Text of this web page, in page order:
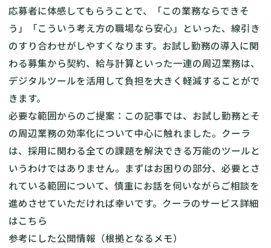
応募者に体感してもらうことで、「この業務ならできそ
う」「こういう考え方の職場なら安心」といった、線引き
のすり合わせがしやすくなります。お試し勤務の導入に関
わる募集から契約、給与計算といった一連の周辺業務は、
デジタルツールを活用して負担を大きく軽減することがで
きます。
必要な範囲からのご提案：この記事では、お試し勤務とそ
の周辺業務の効率化について中心に触れました。クーラ
は、採用に関わる全ての課題を解決できる万能のツールと
いうわけではありません。まずはお困りの部分、必要とさ
れている範囲について、慎重にお話を伺いながらご相談を
進めさせていただければ幸いです。 クーラのサービス詳細
はこちら
参考にした公開情報（根拠となるメモ）